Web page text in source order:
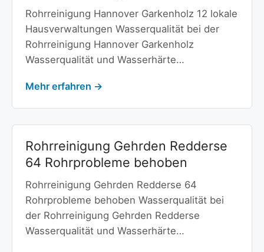
Rohrreinigung Hannover Garkenholz 12 lokale
Hausverwaltungen Wasserqualität bei der
Rohrreinigung Hannover Garkenholz
Wasserqualität und Wasserhärte…
Mehr erfahren →
Rohrreinigung Gehrden Redderse
64 Rohrprobleme behoben
Rohrreinigung Gehrden Redderse 64
Rohrprobleme behoben Wasserqualität bei
der Rohrreinigung Gehrden Redderse
Wasserqualität und Wasserhärte…